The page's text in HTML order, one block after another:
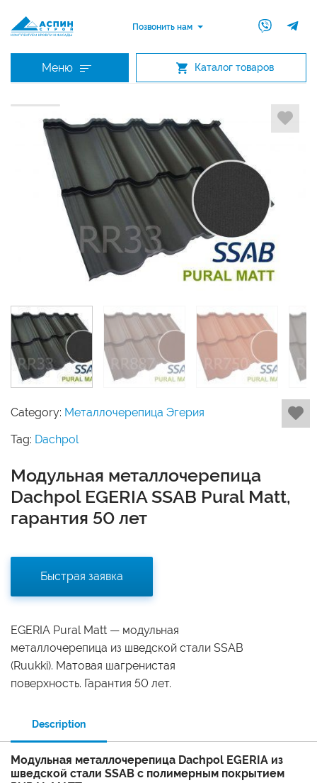
Позвонить нам
Меню Каталог товаров
Category: Металлочерепица Эгерия
Tag: Dachpol
Модульная металлочерепица
Dachpol EGERIA SSAB Pural Matt,
гарантия 50 лет
Быстрая заявка
EGERIA Pural Matt — модульная
металлочерепица из шведской стали SSAB
(Ruukki). Матовая шагренистая
поверхность. Гарантия 50 лет.
Description
Модульная металлочерепица Dachpol EGERIA из
шведской стали SSAB с полимерным покрытием